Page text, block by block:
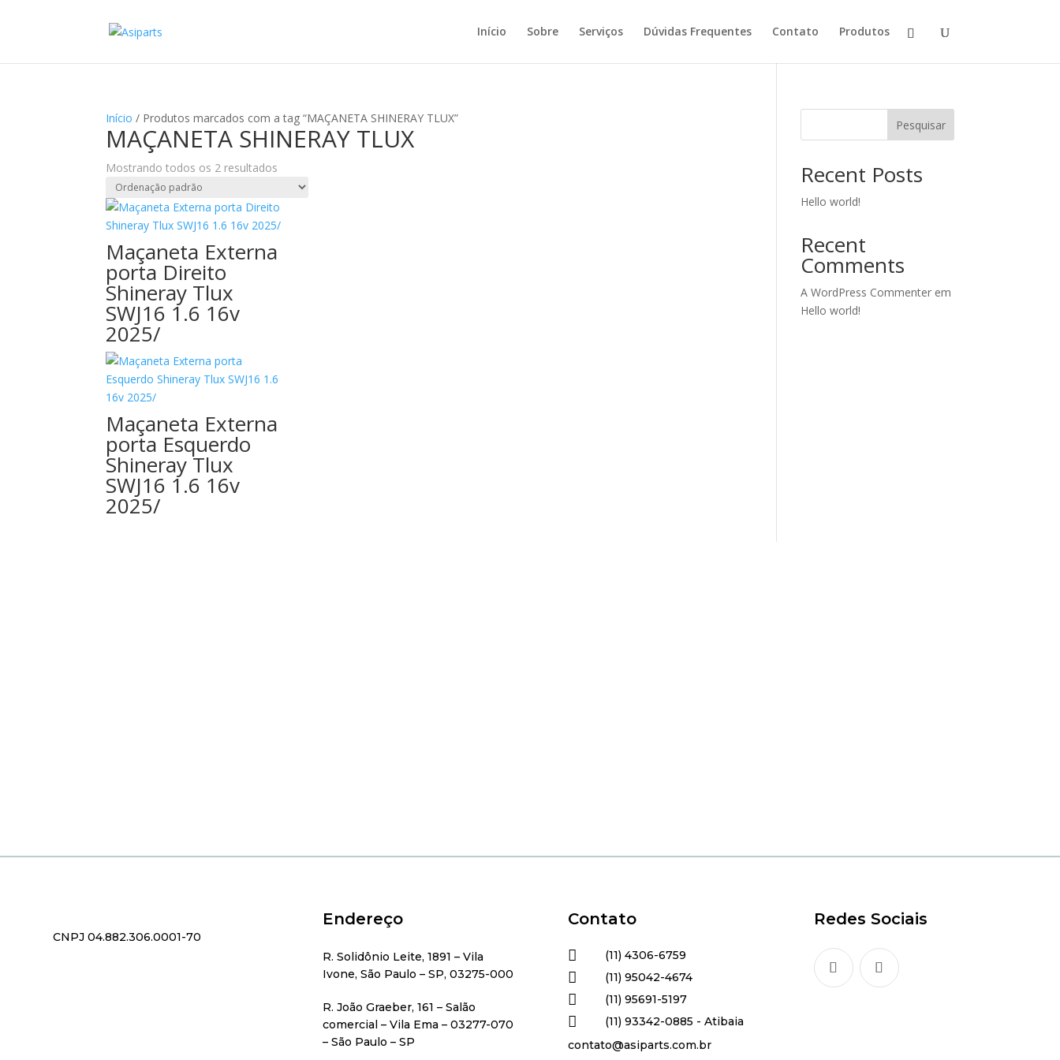
Início Sobre Serviços Dúvidas Frequentes Contato Produtos
Início / Produtos marcados com a tag “MAÇANETA SHINERAY TLUX”
MAÇANETA SHINERAY TLUX
Mostrando todos os 2 resultados
Maçaneta Externa
porta Direito
Shineray Tlux
SWJ16 1.6 16v
2025/
Maçaneta Externa
porta Esquerdo
Shineray Tlux
SWJ16 1.6 16v
2025/
Pesquisar
Recent Posts
Hello world!
Recent
Comments
A WordPress Commenter em
Hello world!
CNPJ 04.882.306.0001-70
Endereço
R. Solidônio Leite, 1891 – Vila
Ivone, São Paulo – SP, 03275-000
R. João Graeber, 161 – Salão
comercial – Vila Ema – 03277-070
– São Paulo – SP
Contato
 (11) 4306-6759
 (11) 95042-4674
 (11) 95691-5197

(11) 93342-0885 - Atibaia
contato@asiparts.com.br
Redes Sociais